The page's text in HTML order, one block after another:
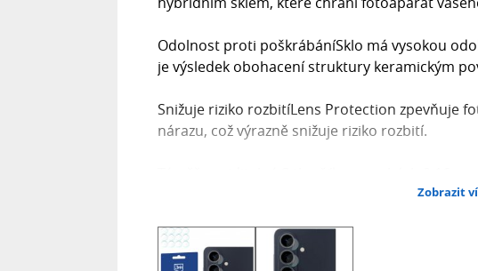
Odolnost proti poškrábáníSklo má vysokou
je výsledek obohacení struktury keramickým
Snižuje riziko rozbitíLens Protection zpevňuje
nárazu, což výrazně snižuje riziko rozbití.
neviditelné a nijak nenarušuje design vašeho
Zobrazit